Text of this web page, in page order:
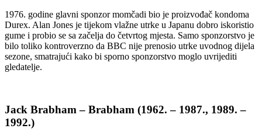
1976. godine glavni sponzor momčadi bio je proizvođač kondoma
Durex. Alan Jones je tijekom vlažne utrke u Japanu dobro iskoristio
gume i probio se sa začelja do četvrtog mjesta. Samo sponzorstvo je
bilo toliko kontroverzno da BBC nije prenosio utrke uvodnog dijela
sezone, smatrajući kako bi sporno sponzorstvo moglo uvrijediti
gledatelje.
Jack Brabham – Brabham (1962. – 1987., 1989. –
1992.)